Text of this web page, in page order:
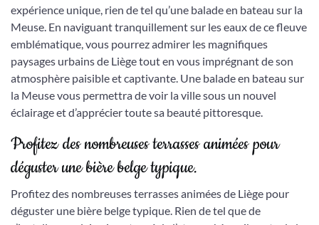
expérience unique, rien de tel qu’une balade en bateau sur la
Meuse. En naviguant tranquillement sur les eaux de ce fleuve
emblématique, vous pourrez admirer les magnifiques
paysages urbains de Liège tout en vous imprégnant de son
atmosphère paisible et captivante. Une balade en bateau sur
la Meuse vous permettra de voir la ville sous un nouvel
éclairage et d’apprécier toute sa beauté pittoresque.
Profitez des nombreuses terrasses animées pour
déguster une bière belge typique.
Profitez des nombreuses terrasses animées de Liège pour
déguster une bière belge typique. Rien de tel que de